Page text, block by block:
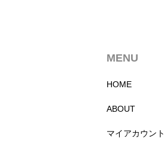
MENU
HOME
ABOUT
マイアカウント